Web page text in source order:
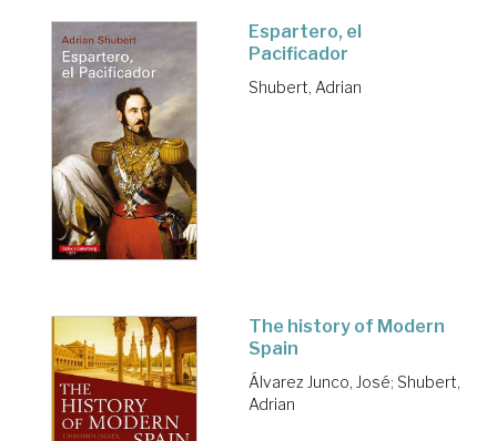
Espartero, el
Pacificador
Shubert, Adrian
The history of Modern
Spain
Álvarez Junco, José; Shubert,
Adrian